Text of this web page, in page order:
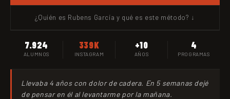
Método de Rubens García
@rmotion_byrubens · +10 años
+2.500 ALUMNOS
MÉTODO DIV3RG3N7
★★★★★
LAURA M. · FLOWCORE · MADRID
¿Quién es Rubens García y qué es este método? ↓
7.924
ALUMNOS
339K
INSTAGRAM
+10
AÑOS
4
PROGRAMAS
Llevaba 4 años con dolor de cadera. En 5 semanas dejé
de pensar en él al levantarme por la mañana.